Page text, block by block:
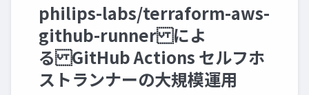
philips-labs/terraform-aws-
github-runner によ
る GitHub Actions セルフホ
ストランナーの大規模運用